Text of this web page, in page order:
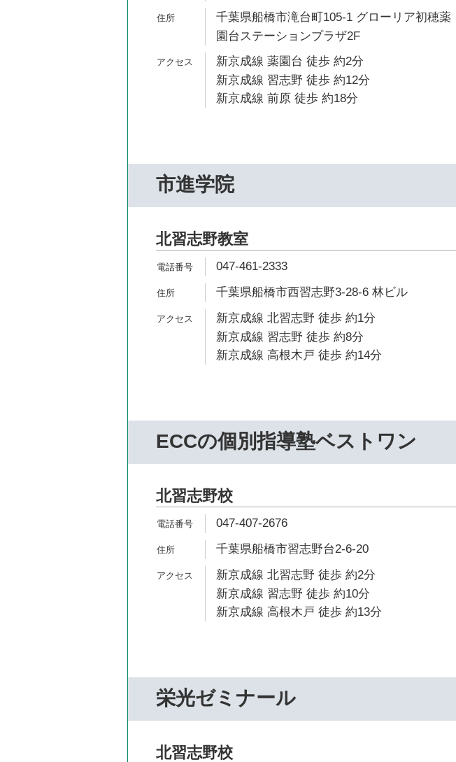
千葉県船橋市滝台町105-1 グローリア初穂薬
園台ステーションプラザ2F
新京成線 薬園台 徒歩 約2分
新京成線 習志野 徒歩 約12分
新京成線 前原 徒歩 約18分
市進学院
北習志野教室
047-461-2333
千葉県船橋市西習志野3-28-6 林ビル
新京成線 北習志野 徒歩 約1分
新京成線 習志野 徒歩 約8分
新京成線 高根木戸 徒歩 約14分
ECCの個別指導塾ベストワン
北習志野校
047-407-2676
千葉県船橋市習志野台2-6-20
新京成線 北習志野 徒歩 約2分
新京成線 習志野 徒歩 約10分
新京成線 高根木戸 徒歩 約13分
栄光ゼミナール
北習志野校